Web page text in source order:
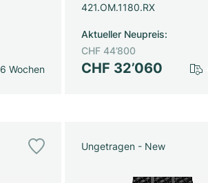
6 Wochen
421.OM.1180.RX
CHF 32’060
Aktueller Neupreis:
CHF 44’800
Ungetragen - New